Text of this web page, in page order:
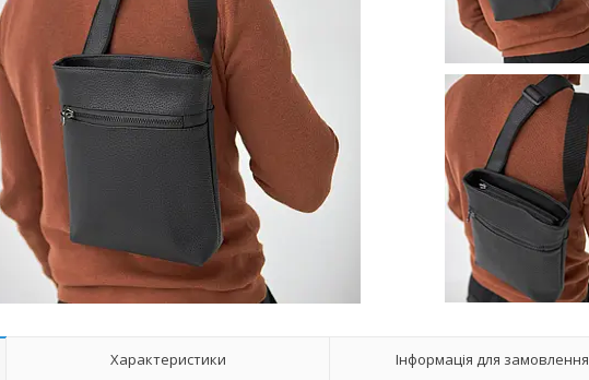
Характеристики Інформація для замовлення